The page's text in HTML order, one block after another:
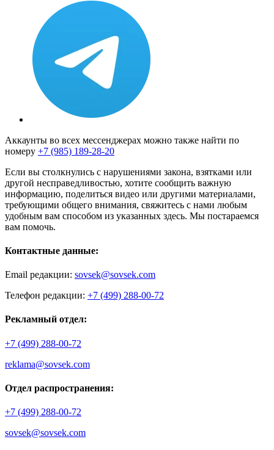
Аккаунты во всех мессенджерах можно также найти по
номеру +7 (985) 189-28-20
Если вы столкнулись с нарушениями закона, взятками или
другой несправедливостью, хотите сообщить важную
информацию, поделиться видео или другими материалами,
требующими общего внимания, свяжитесь с нами любым
удобным вам способом из указанных здесь. Мы постараемся
вам помочь.
Контактные данные:
Email редакции: sovsek@sovsek.com
Телефон редакции: +7 (499) 288-00-72
Рекламный отдел:
+7 (499) 288-00-72
reklama@sovsek.com
Отдел распространения:
+7 (499) 288-00-72
sovsek@sovsek.com